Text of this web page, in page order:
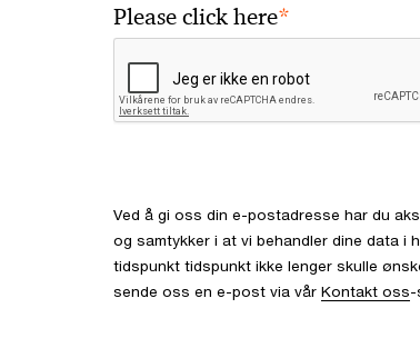
Please click here*
Ved å gi oss din e-postadresse har du
og samtykker i at vi behandler dine data i
tidspunkt tidspunkt ikke lenger skulle
sende oss en e-post via vår Kontakt oss-